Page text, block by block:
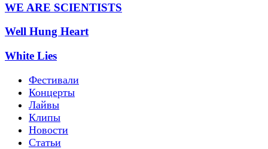
WE ARE SCIENTISTS
Well Hung Heart
White Lies
Фестивали
Концерты
Лайвы
Клипы
Новости
Статьи